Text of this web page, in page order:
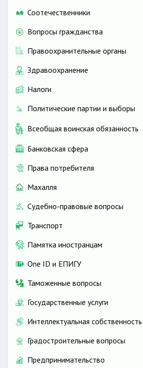
Соотечественники
Вопросы гражданства
Правоохранительные органы
Здравоохранение
Налоги
Политические партии и выборы
Всеобщая воинская обязанность
Банковская сфера
Права потребителя
Махалля
Судебно-правовые вопросы
Транспорт
Памятка иностранцам
One ID и ЕПИГУ
Таможенные вопросы
Государственные услуги
Интеллектуальная собственность
Градостроительные вопросы
Предпринимательство